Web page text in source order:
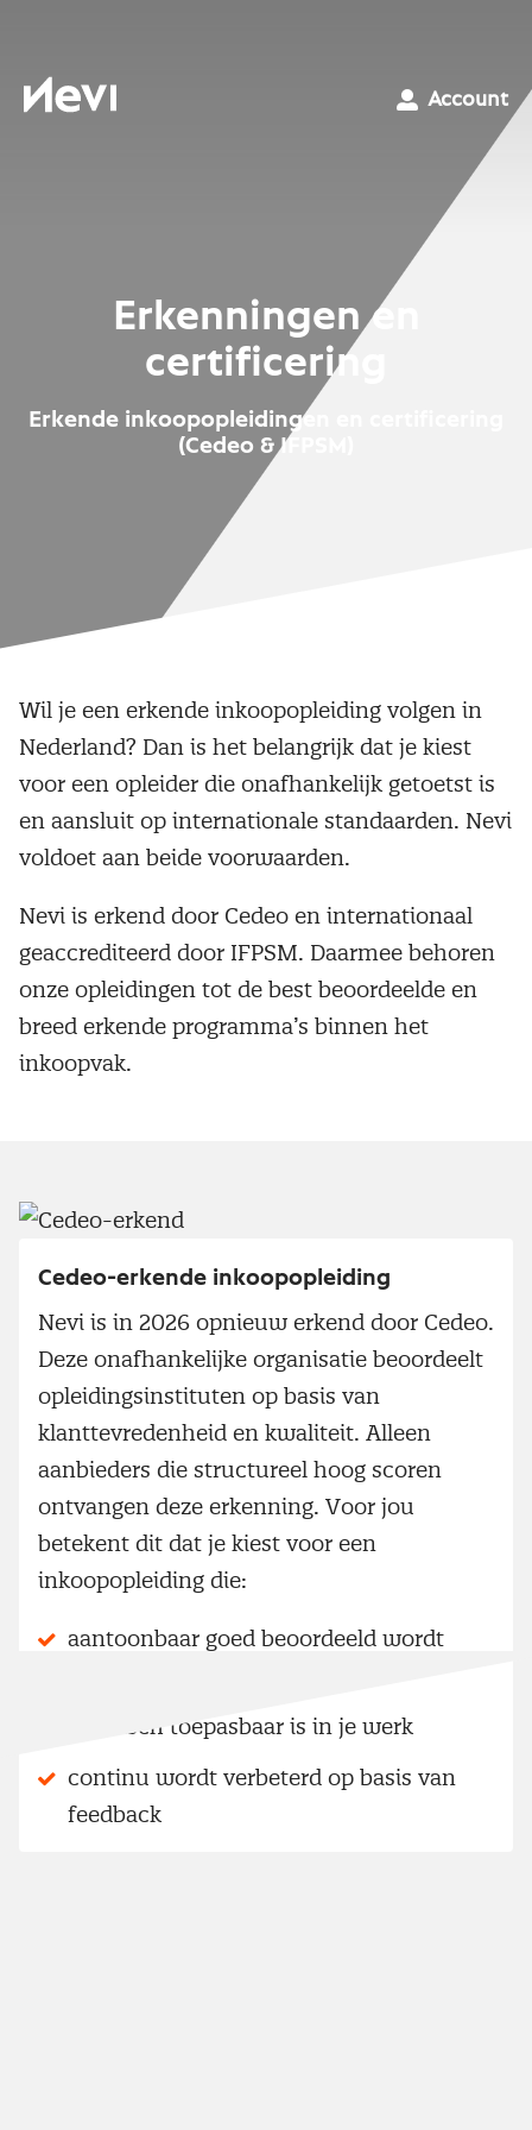
Nevi
Account
Erkenningen en
certificering
Erkende inkoopopleidingen en certificering
(Cedeo & IFPSM)
Wil je een erkende inkoopopleiding volgen in
Nederland? Dan is het belangrijk dat je kiest
voor een opleider die onafhankelijk getoetst is
en aansluit op internationale standaarden. Nevi
voldoet aan beide voorwaarden.
Nevi is erkend door Cedeo en internationaal
geaccrediteerd door IFPSM. Daarmee behoren
onze opleidingen tot de best beoordeelde en
breed erkende programma’s binnen het
inkoopvak.
Cedeo-erkende inkoopopleiding
Nevi is in 2026 opnieuw erkend door Cedeo.
Deze onafhankelijke organisatie beoordeelt
opleidingsinstituten op basis van
klanttevredenheid en kwaliteit. Alleen
aanbieders die structureel hoog scoren
ontvangen deze erkenning. Voor jou
betekent dit dat je kiest voor een
inkoopopleiding die:
aantoonbaar goed beoordeeld wordt
praktisch toepasbaar is in je werk
continu wordt verbeterd op basis van
feedback